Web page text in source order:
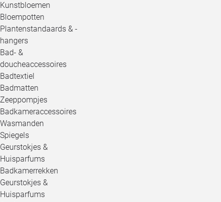
Kunstbloemen
Bloempotten
Plantenstandaards & -
hangers
Bad- &
doucheaccessoires
Badtextiel
Badmatten
Zeeppompjes
Badkameraccessoires
Wasmanden
Spiegels
Geurstokjes &
Huisparfums
Badkamerrekken
Geurstokjes &
Huisparfums